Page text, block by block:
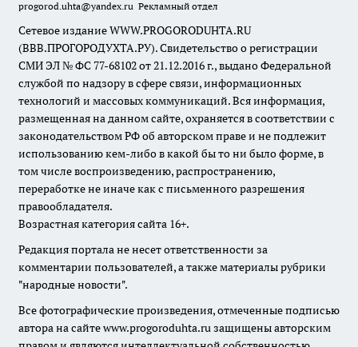
progorod.uhta@yandex.ru Рекламный отдел
Сетевое издание WWW.PROGORODUHTA.RU
(ВВВ.ПРОГОРОДУХТА.РУ). Свидетельство о регистрации
СМИ ЭЛ № ФС 77-68102 от 21.12.2016 г., выдано Федеральной
службой по надзору в сфере связи, информационных
технологий и массовых коммуникаций. Вся информация,
размещенная на данном сайте, охраняется в соответствии с
законодательством РФ об авторском праве и не подлежит
использованию кем-либо в какой бы то ни было форме, в
том числе воспроизведению, распространению,
переработке не иначе как с письменного разрешения
правообладателя.
Возрастная категория сайта 16+.
Редакция портала не несет ответственности за
комментарии пользователей, а также материалы рубрики
"народные новости".
Все фотографические произведения, отмеченные подписью
автора на сайте www.progoroduhta.ru защищены авторским